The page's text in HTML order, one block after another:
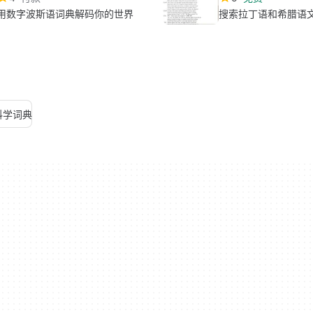
数字波斯语词典解码你的世界
搜索拉丁语和希腊语
学词典